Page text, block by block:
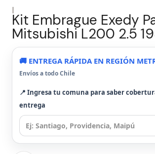
|
Kit Embrague Exedy
Mitsubishi L200 2.5
🚚 ENTREGA RÁPIDA EN REGIÓN
Envíos a todo Chile
📍 Ingresa tu comuna para saber
entrega